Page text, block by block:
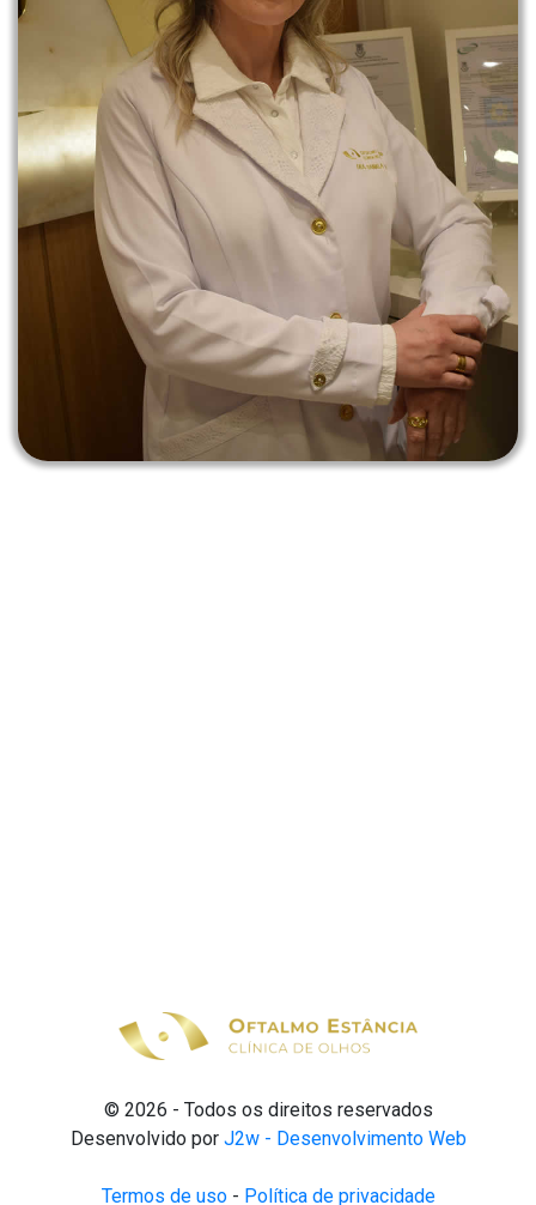
© 2026 - Todos os direitos reservados
Desenvolvido por J2w - Desenvolvimento Web
Termos de uso- Política de privacidade